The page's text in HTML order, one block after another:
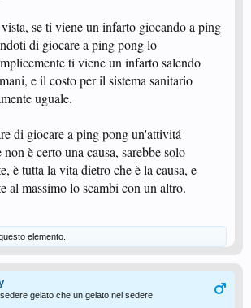
se ti viene un infarto giocando a ping
di giocare a ping pong lo
ti viene un infarto salendo
e il costo per il sistema sanitario
uguale.
di giocare a ping pong un'attivitá
è certo una causa, sarebbe solo
è tutta la vita dietro che è la causa, e
al massimo lo scambi con un altro.
elemento.
gelato che un gelato nel sedere